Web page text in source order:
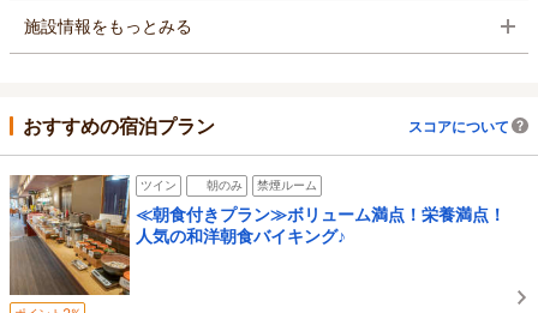
施設情報をもっとみる
おすすめの宿泊プラン スコアについて
ツイン 朝のみ 禁煙ルーム
≪朝食付きプラン≫ボリューム満点！栄養満点！
人気の和洋朝食バイキング♪